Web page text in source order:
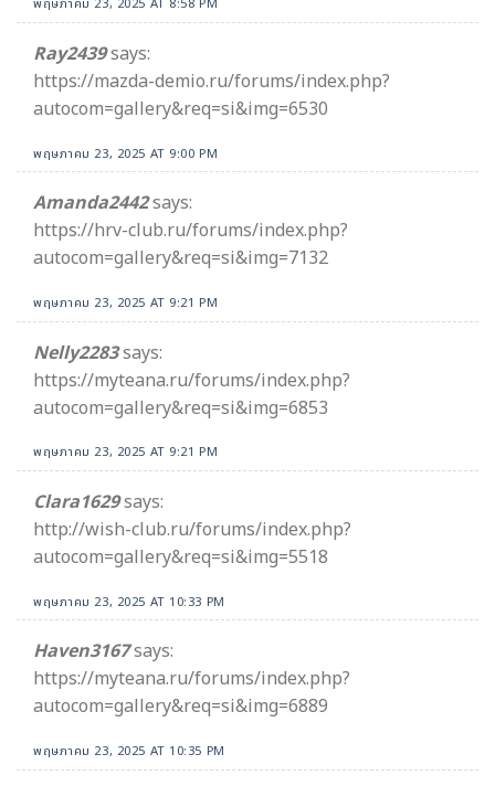
พฤษภาคม 23, 2025 AT 8:58 PM
Ray2439says:
https://mazda-demio.ru/forums/index.php?
autocom=gallery&req=si&img=6530
พฤษภาคม 23, 2025 AT 9:00 PM
Amanda2442says:
https://hrv-club.ru/forums/index.php?
autocom=gallery&req=si&img=7132
พฤษภาคม 23, 2025 AT 9:21 PM
Nelly2283says:
https://myteana.ru/forums/index.php?
autocom=gallery&req=si&img=6853
พฤษภาคม 23, 2025 AT 9:21 PM
Clara1629says:
http://wish-club.ru/forums/index.php?
autocom=gallery&req=si&img=5518
พฤษภาคม 23, 2025 AT 10:33 PM
Haven3167says:
https://myteana.ru/forums/index.php?
autocom=gallery&req=si&img=6889
พฤษภาคม 23, 2025 AT 10:35 PM